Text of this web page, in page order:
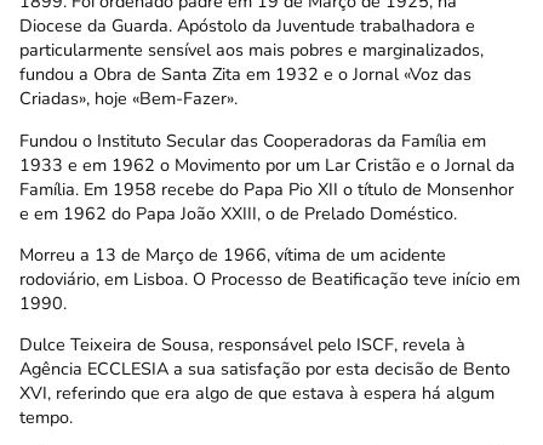
Diocese da Guarda. Apóstolo da Juventude trabalhadora e
particularmente sensível aos mais pobres e marginalizados,
fundou a Obra de Santa Zita em 1932 e o Jornal «Voz das
Criadas», hoje «Bem-Fazer».
Fundou o Instituto Secular das Cooperadoras da Família em
1933 e em 1962 o Movimento por um Lar Cristão e o Jornal da
Família. Em 1958 recebe do Papa Pio XII o título de Monsenhor
e em 1962 do Papa João XXIII, o de Prelado Doméstico.
Morreu a 13 de Março de 1966, vítima de um acidente
rodoviário, em Lisboa. O Processo de Beatificação teve início em
1990.
Dulce Teixeira de Sousa, responsável pelo ISCF, revela à
Agência ECCLESIA a sua satisfação por esta decisão de Bento
XVI, referindo que era algo de que estava à espera há algum
tempo.